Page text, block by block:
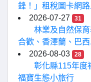
鋒！」租稅圖卡網路
2026-07-27
31
林業及自然保
合歡、香澤蘭、巴西
2026-08-03
28
彰化縣115年度
福寶生態小旅行